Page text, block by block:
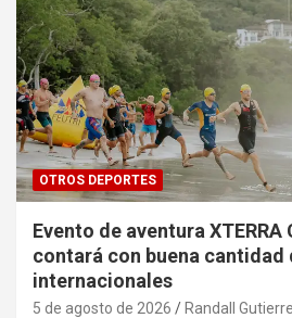
OTROS DEPORTES
Evento de aventura XTERRA
contará con buena cantidad
internacionales
5 de agosto de 2026 Randall